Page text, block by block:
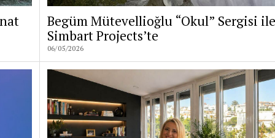
Begüm Mütevellioğlu “Okul” Sergisi ile
Simbart Projects’te
06/05/2026